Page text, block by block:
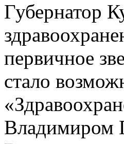
Губернатор
первичное
стало
Владимиром